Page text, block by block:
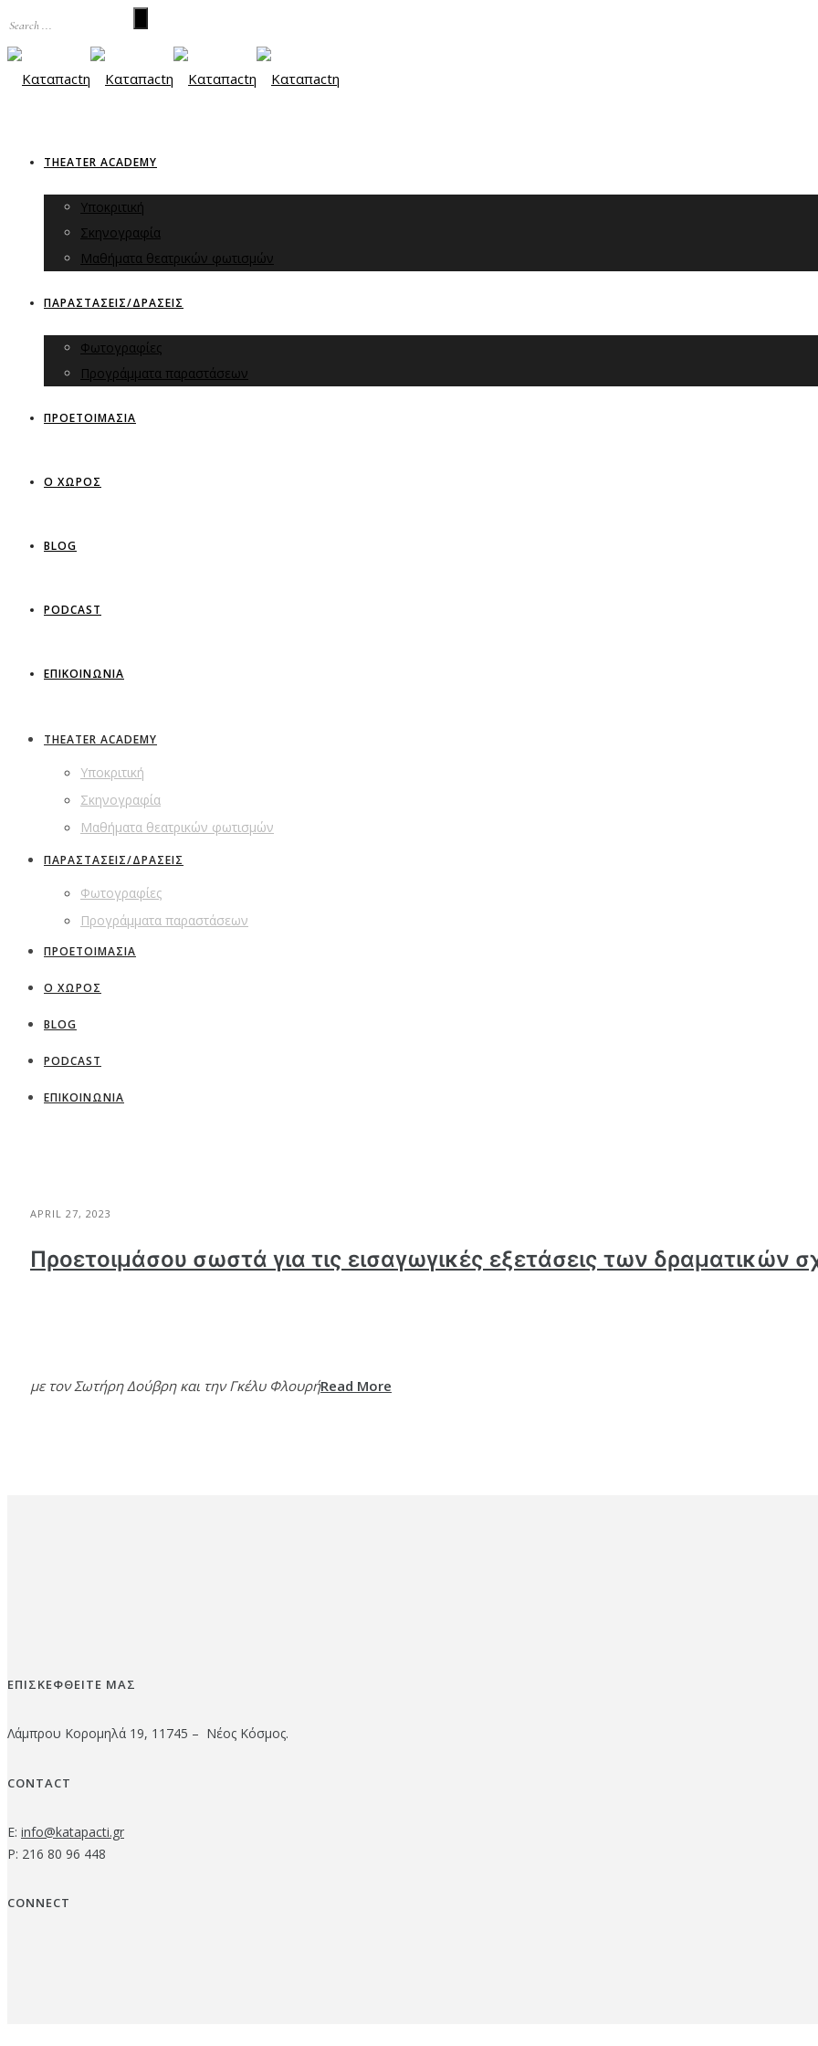
THEATER ACADEMY
Υποκριτική
Σκηνογραφία
Μαθήματα θεατρικών φωτισμών
ΠΑΡΑΣΤΑΣΕΙΣ/ΔΡΑΣΕΙΣ
Φωτογραφίες
Προγράμματα παραστάσεων
ΠΡΟΕΤΟΙΜΑΣΙΑ
Ο ΧΩΡΟΣ
BLOG
PODCAST
ΕΠΙΚΟΙΝΩΝΙΑ
THEATER ACADEMY
Υποκριτική
Σκηνογραφία
Μαθήματα θεατρικών φωτισμών
ΠΑΡΑΣΤΑΣΕΙΣ/ΔΡΑΣΕΙΣ
Φωτογραφίες
Προγράμματα παραστάσεων
ΠΡΟΕΤΟΙΜΑΣΙΑ
Ο ΧΩΡΟΣ
BLOG
PODCAST
ΕΠΙΚΟΙΝΩΝΙΑ
APRIL 27, 2023
Προετοιμάσου σωστά για τις εισαγωγικές εξετάσεις των δραματικών
με τον Σωτήρη Δούβρη και την Γκέλυ ΦλουρήRead More
ΕΠΙΣΚΕΦΘΕΙΤΕ ΜΑΣ
Λάμπρου Κορομηλά 19, 11745 – Νέος Κόσμος.
CONTACT
E: info@katapacti.gr
P: 216 80 96 448
CONNECT